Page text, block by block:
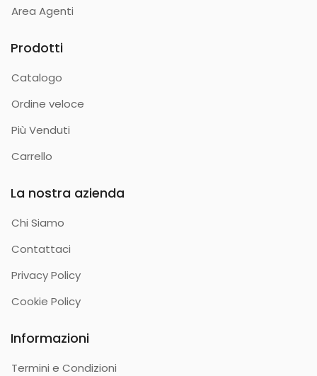
Area Agenti
Prodotti
Catalogo
Ordine veloce
Più Venduti
Carrello
La nostra azienda
Chi Siamo
Contattaci
Privacy Policy
Cookie Policy
Informazioni
Termini e Condizioni